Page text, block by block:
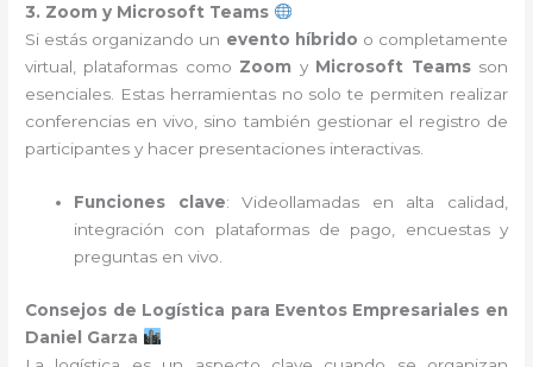
3. Zoom y Microsoft Teams
Si estás organizando un evento híbrido o completamente
virtual, plataformas como Zoom y Microsoft Teamsson
esenciales. Estas herramientas no solo te permiten realizar
conferencias en vivo, sino también gestionar el registro de
participantes y hacer presentaciones interactivas.
Funciones clave: Videollamadas en alta calidad,
integración con plataformas de pago, encuestas y
preguntas en vivo.
Consejos de Logística para Eventos Empresariales en
Daniel Garza